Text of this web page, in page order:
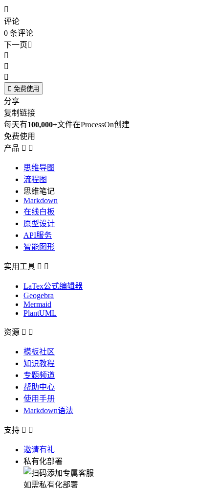

评论
0 条评论
下一页



 免费使用
分享
复制链接
每天有100,000+文件在ProcessOn创建
免费使用
产品  
思维导图
流程图
思维笔记
Markdown
在线白板
原型设计
API服务
智能图形
实用工具  
LaTex公式编辑器
Geogebra
Mermaid
PlantUML
资源  
模板社区
知识教程
专题频道
帮助中心
使用手册
Markdown语法
支持  
邀请有礼
私有化部署
如需私有化部署